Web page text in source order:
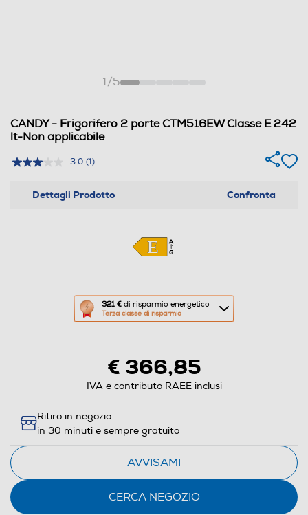
1/5
CANDY - Frigorifero 2 porte CTM516EW Classe E 242
lt-Non applicabile
3.0 (1)
Dettagli Prodotto Confronta
321 € di risparmio energetico
Terza classe di risparmio
Questa
azione
Calcolatore
energetico
di
€ 366,85
IVA e contributo RAEE inclusi
Ritiro in negozio
in 30 minuti e sempre gratuito
AVVISAMI
CERCA NEGOZIO